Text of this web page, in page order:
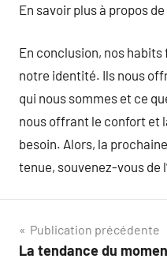
En savoir plus à propos de
En conclusion, nos
notre identité. Ils nous
qui nous sommes et ce
nous offrant le confort et
besoin. Alors, la
tenue, souvenez-vous de
Navigation
de
Publication précédente
La tendance du